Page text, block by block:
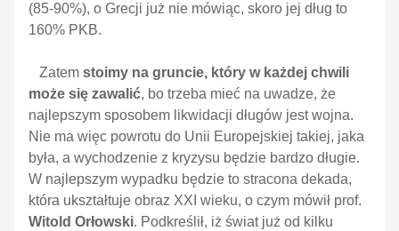
(85-90%), o Grecji już nie mówiąc, skoro jej dług to
160% PKB.
Zatem stoimy na gruncie, który w każdej chwili
może się zawalić, bo trzeba mieć na uwadze, że
najlepszym sposobem likwidacji długów jest wojna.
Nie ma więc powrotu do Unii Europejskiej takiej, jaka
była, a wychodzenie z kryzysu będzie bardzo długie.
W najlepszym wypadku będzie to stracona dekada,
która ukształtuje obraz XXI wieku, o czym mówił prof.
Witold Orłowski. Podkreślił, iż świat już od kilku